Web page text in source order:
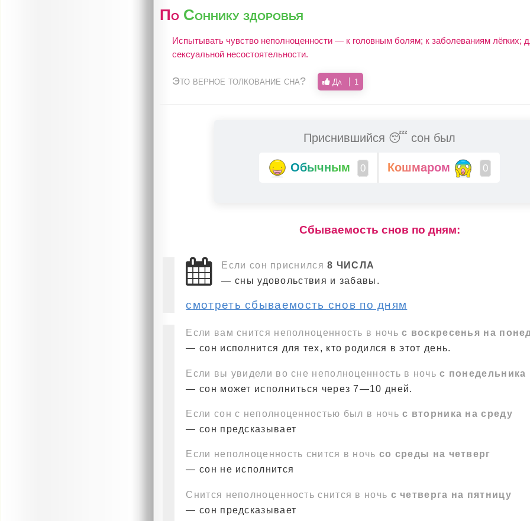
По Соннику здоровья
Испытывать чувство неполноценности — к головным болям; к заболеваниям лёгких;
сексуальной несостоятельности.
Это верное толкование сна? Да 1
Приснившийся 😴 сон был
Обычным 0 Кошмаром 0
Cбываемость снов по дням:
Если сон приснился 8 ЧИСЛА
— сны удовольствия и забавы.
смотреть сбываемость снов по дням
Если вам снится неполноценность в ночьс воскресенья на
— сон исполнится для тех, кто родился в этот день.
Если вы увидели во сне неполноценность в ночьс понедельника
— сон может исполниться через 7—10 дней.
Если сон с неполноценностью был в ночьс вторника на среду
— сон предсказывает
Если неполноценность снится в ночь со среды на четверг
— сон не исполнится
Снится неполноценность снится в ночь с четверга на пятницу
— сон предсказывает